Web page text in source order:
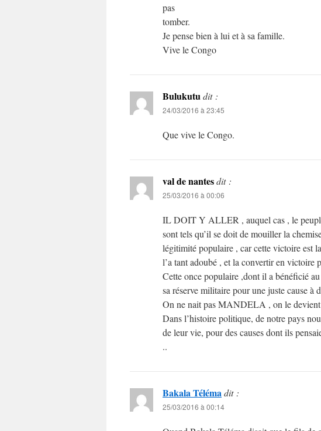
pas
tomber.
Je pense bien à lui et à sa famille.
Vive le Congo
Bulukutudit :
24/03/2016 à 23:45
Que vive le Congo.
val de nantesdit :
25/03/2016 à 00:06
IL DOIT Y ALLER , auquel cas , le
sont tels qu’il se doit de mouiller la
légitimité populaire , car cette victoire est
l’a tant adoubé , et la convertir en victoire
Cette once populaire ,dont il a bénéficié
sa réserve militaire pour une juste cause à
On ne nait pas MANDELA , on le
Dans l’histoire politique, de notre pays
de leur vie, pour des causes dont ils
..
Bakala Télémadit :
25/03/2016 à 00:14